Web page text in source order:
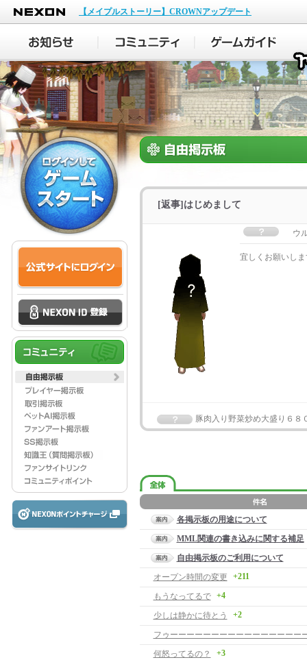
NEXON
【メイプルストーリー】CROWNアップデート
[返事]はじめまして
ウ
宜しくお願いし
豚肉入り野菜炒め大盛り６８
各掲示板の用途について
MML関連の書き込みに関する補足
自由掲示板のご利用について
オープン時間の変更
+211
もうなってるで +4
少しは静かに待とう +2
何怒ってるの？ +3